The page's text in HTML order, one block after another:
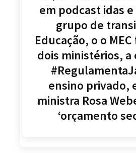
em podcast idas
grupo de
Educação, o o
dois ministérios, a
ensino privado,
ministra Rosa
‘orçamento